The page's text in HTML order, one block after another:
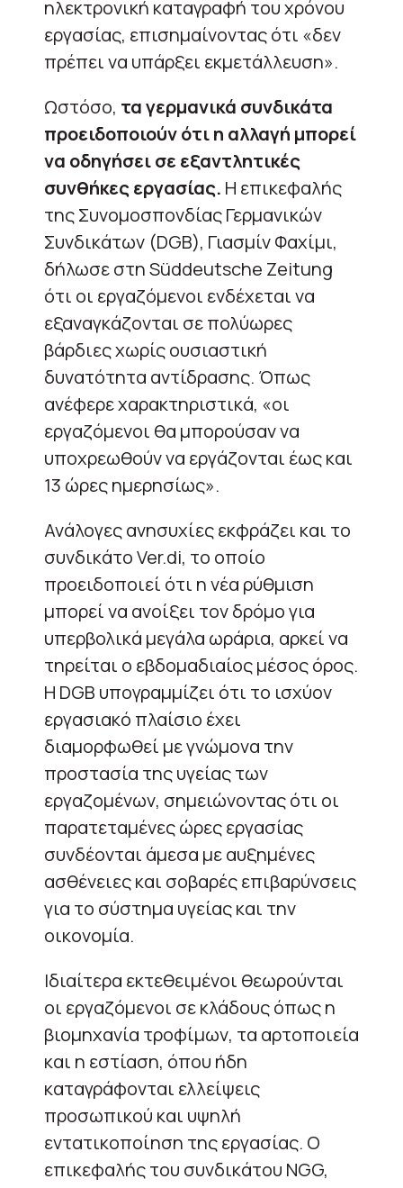
ηλεκτρονική καταγραφή του χρόνου
εργασίας, επισημαίνοντας ότι «δεν
πρέπει να υπάρξει εκμετάλλευση».
Ωστόσο, τα γερμανικά συνδικάτα
προειδοποιούν ότι η αλλαγή μπορεί
να οδηγήσει σε εξαντλητικές
συνθήκες εργασίας. Η επικεφαλής
της Συνομοσπονδίας Γερμανικών
Συνδικάτων (DGB), Γιασμίν Φαχίμι,
δήλωσε στη Süddeutsche Zeitung
ότι οι εργαζόμενοι ενδέχεται να
εξαναγκάζονται σε πολύωρες
βάρδιες χωρίς ουσιαστική
δυνατότητα αντίδρασης. Όπως
ανέφερε χαρακτηριστικά, «οι
εργαζόμενοι θα μπορούσαν να
υποχρεωθούν να εργάζονται έως και
13 ώρες ημερησίως».
Ανάλογες ανησυχίες εκφράζει και το
συνδικάτο Ver.di, το οποίο
προειδοποιεί ότι η νέα ρύθμιση
μπορεί να ανοίξει τον δρόμο για
υπερβολικά μεγάλα ωράρια, αρκεί να
τηρείται ο εβδομαδιαίος μέσος όρος.
Η DGB υπογραμμίζει ότι το ισχύον
εργασιακό πλαίσιο έχει
διαμορφωθεί με γνώμονα την
προστασία της υγείας των
εργαζομένων, σημειώνοντας ότι οι
παρατεταμένες ώρες εργασίας
συνδέονται άμεσα με αυξημένες
ασθένειες και σοβαρές επιβαρύνσεις
για το σύστημα υγείας και την
οικονομία.
Ιδιαίτερα εκτεθειμένοι θεωρούνται
οι εργαζόμενοι σε κλάδους όπως η
βιομηχανία τροφίμων, τα αρτοποιεία
και η εστίαση, όπου ήδη
καταγράφονται ελλείψεις
προσωπικού και υψηλή
εντατικοποίηση της εργασίας. Ο
επικεφαλής του συνδικάτου NGG,